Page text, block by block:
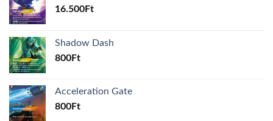
16.500Ft
Shadow Dash
800Ft
Acceleration Gate
800Ft